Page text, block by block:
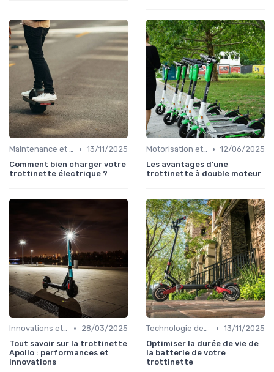
Maintenance et entretien • 13/11/2025
Comment bien charger votre
trottinette électrique ?
Motorisation et puissance • 12/06/2025
Les avantages d'une
trottinette à double moteur
Innovations et évolutions •
28/03/2025
Tout savoir sur la trottinette
Apollo : performances et
innovations
Technologie des batteries • 13/11/2025
Optimiser la durée de vie de
la batterie de votre
trottinette